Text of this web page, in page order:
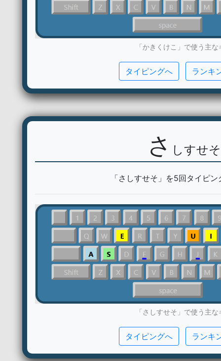
「かきくけこ」で使う主な
タイピングへ ランキ
さ しすせそ
「さしすせそ」を5回タイピ
「さしすせそ」で使う主な
タイピングへ ランキ